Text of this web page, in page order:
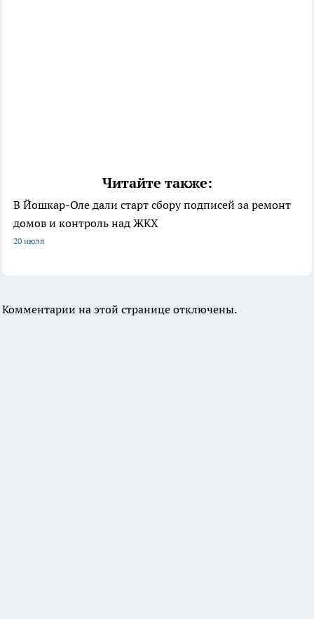
Читайте также:
В Йошкар-Оле дали старт сбору подписей за ремонт
домов и контроль над ЖКХ
20 июля
Комментарии на этой странице отключены.